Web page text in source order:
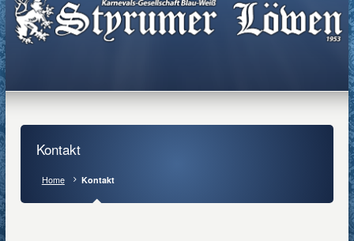
Kontakt
Home Kontakt